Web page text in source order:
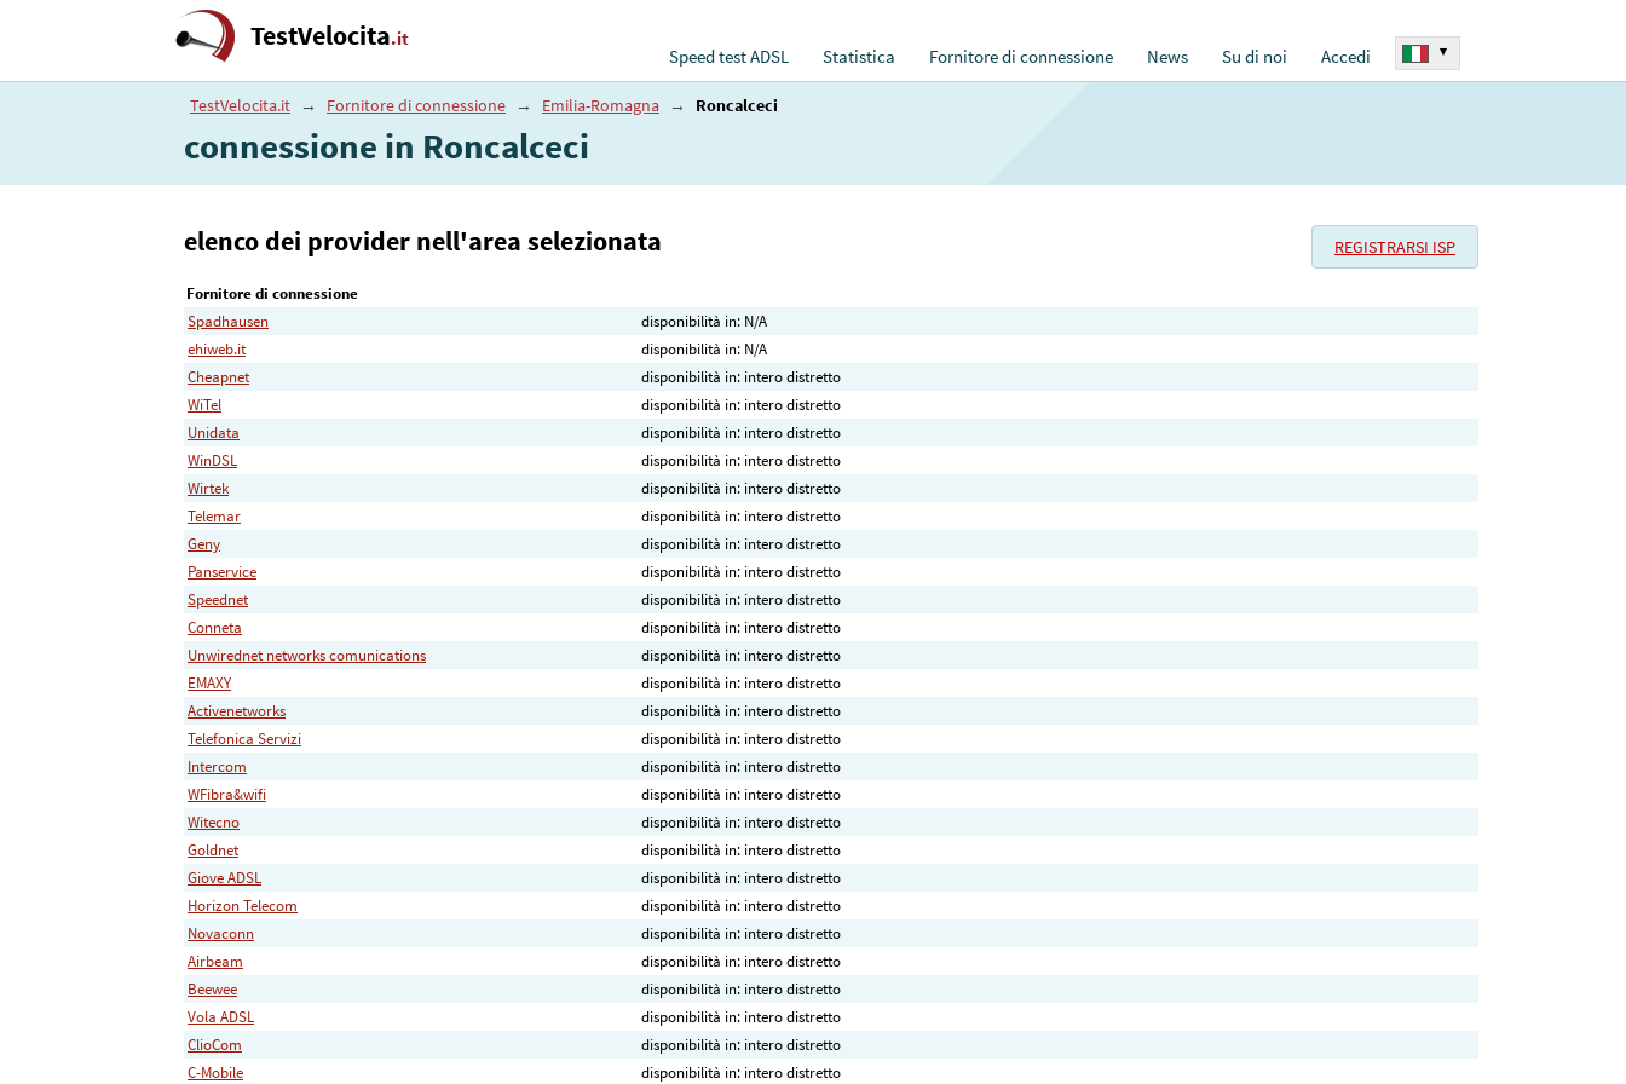
TestVelocita.it
Speed test ADSL Statistica Fornitore di connessione News Su di noi Accedi ▾
TestVelocita.it → Fornitore di connessione → Emilia-Romagna → Roncalceci
connessione in Roncalceci
REGISTRARSI ISP
elenco dei provider nell'area selezionata
Fornitore di connessione
Spadhausen
disponibilità in: N/A
ehiweb.it
disponibilità in: N/A
Cheapnet
disponibilità in: intero distretto
WiTel
disponibilità in: intero distretto
Unidata
disponibilità in: intero distretto
WinDSL
disponibilità in: intero distretto
Wirtek
disponibilità in: intero distretto
Telemar
disponibilità in: intero distretto
Geny
disponibilità in: intero distretto
Panservice
disponibilità in: intero distretto
Speednet
disponibilità in: intero distretto
Conneta
disponibilità in: intero distretto
Unwirednet networks comunications
disponibilità in: intero distretto
EMAXY
disponibilità in: intero distretto
Activenetworks
disponibilità in: intero distretto
Telefonica Servizi
disponibilità in: intero distretto
Intercom
disponibilità in: intero distretto
WFibra&wifi
disponibilità in: intero distretto
Witecno
disponibilità in: intero distretto
Goldnet
disponibilità in: intero distretto
Giove ADSL
disponibilità in: intero distretto
Horizon Telecom
disponibilità in: intero distretto
Novaconn
disponibilità in: intero distretto
Airbeam
disponibilità in: intero distretto
Beewee
disponibilità in: intero distretto
Vola ADSL
disponibilità in: intero distretto
ClioCom
disponibilità in: intero distretto
C-Mobile
disponibilità in: intero distretto